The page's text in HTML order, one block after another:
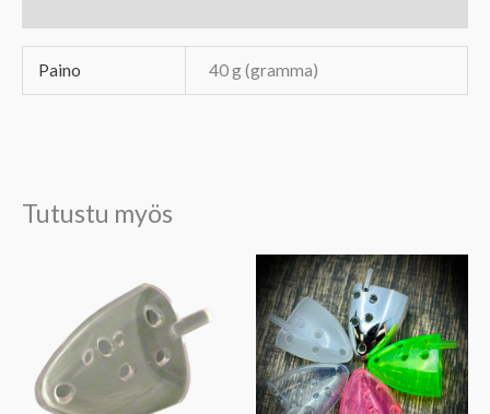
Paino 40 g (gramma)
Tutustu myös